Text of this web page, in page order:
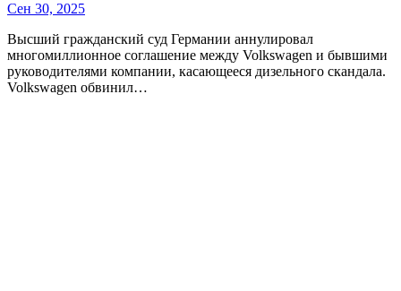
Сен 30, 2025
Высший гражданский суд Германии аннулировал
многомиллионное соглашение между Volkswagen и бывшими
руководителями компании, касающееся дизельного скандала.
Volkswagen обвинил…